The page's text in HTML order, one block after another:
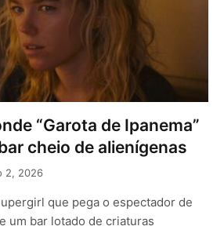
“Garota de Ipanema”
cheio de alienígenas
2, 2026
que pega o espectador de
um bar lotado de criaturas